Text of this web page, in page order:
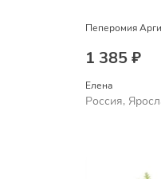
Пеперомия
1 385 ₽
Елена
Россия,